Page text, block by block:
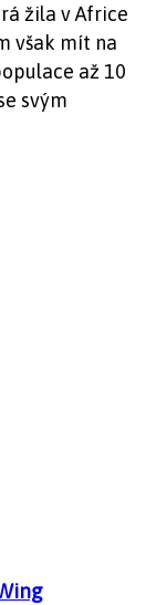
žila v Africe
však mít na
až 10
svým